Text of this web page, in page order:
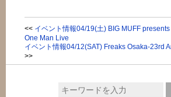
<< イベント情報04/19(土) BIG MUFF
One Man Live
イベント情報04/12(SAT) Freaks Osaka-23rd
>>